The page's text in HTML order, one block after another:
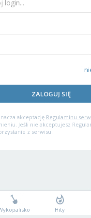
ZALOGUJ SIĘ
akceptację Regulaminu
Jeśli nie akceptujesz
z serwisu.
Hity